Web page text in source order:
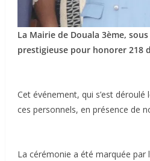
La Mairie de Douala 3ème,
prestigieuse pour honorer 218
Cet événement, qui s’est
ces personnels, en présence de
La cérémonie a été marquée par